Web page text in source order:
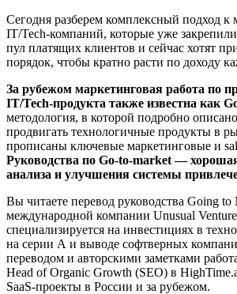
Сегодня разберем комплексный подход к
IT/Tech-компаний, которые уже
пул платящих клиентов и сейчас хотят
порядок, чтобы кратно расти по доходу
За рубежом маркетинговая работа по
IT/Tech-продукта также известна как
методология, в которой подробно
продвигать технологичные продукты в
прописаны ключевые маркетинговые и
Руководства по Go-to-market —
анализа и улучшения системы
Вы читаете перевод руководства Going to
международной компании Unusual
специализируется на инвестициях в
на серии А и выводе софтверных
переводом и авторскими заметками
Head of Organic Growth (SEO) в
SaaS-проекты в России и за рубежом.